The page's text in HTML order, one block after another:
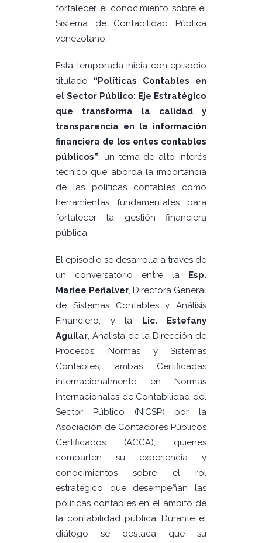
fortalecer el conocimiento sobre el
Sistema de Contabilidad Pública
venezolano.
Esta temporada inicia con episodio
titulado “Políticas Contables en
el Sector Público: Eje Estratégico
que transforma la calidad y
transparencia en la información
financiera de los entes contables
públicos”, un tema de alto interés
técnico que aborda la importancia
de las políticas contables como
herramientas fundamentales para
fortalecer la gestión financiera
pública.
El episodio se desarrolla a través de
un conversatorio entre la Esp.
Mariee Peñalver, Directora General
de Sistemas Contables y Análisis
Financiero, y la Lic. Estefany
Aguilar, Analista de la Dirección de
Procesos, Normas y Sistemas
Contables, ambas Certificadas
internacionalmente en Normas
Internacionales de Contabilidad del
Sector Público (NICSP) por la
Asociación de Contadores Públicos
Certificados (ACCA), quienes
comparten su experiencia y
conocimientos sobre el rol
estratégico que desempeñan las
políticas contables en el ámbito de
la contabilidad pública. Durante el
diálogo se destaca que su